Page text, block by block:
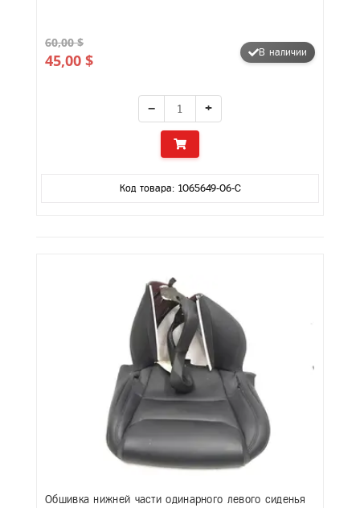
60,00 $
45,00 $ В наличии
− +
Код товара: 1065649-06-C
Обшивка нижней части одинарного левого сиденья